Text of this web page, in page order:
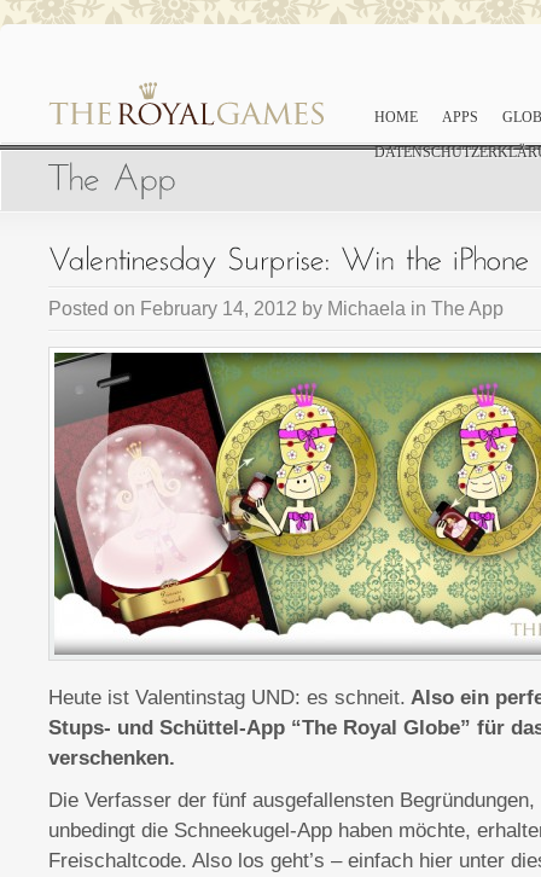
HOME APPS
Posted on February 14, 2012 by Michaela in The App
Heute ist Valentinstag UND: es schneit. Also ein
Stups- und Schüttel-App “The Royal Globe” für
verschenken.
Die Verfasser der fünf ausgefallensten
unbedingt die Schneekugel-App haben möchte,
Freischaltcode. Also los geht’s – einfach hier unter